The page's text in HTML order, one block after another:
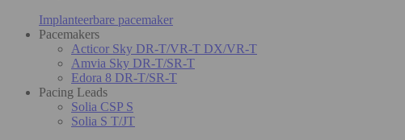
Implanteerbare pacemaker
Pacemakers
Acticor Sky DR-T/VR-T DX/VR-T
Amvia Sky DR-T/SR-T
Edora 8 DR-T/SR-T
Pacing Leads
Solia CSP S
Solia S T/JT